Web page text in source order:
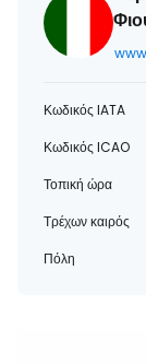
Κωδικός IATA
Κωδικός ICAO
Τοπική ώρα
Τρέχων καιρός
Πόλη